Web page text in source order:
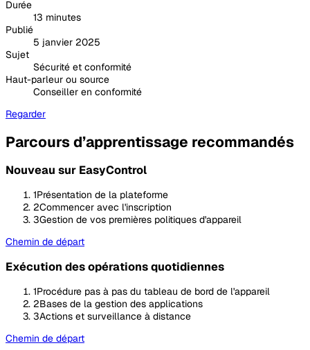
Durée
13 minutes
Publié
5 janvier 2025
Sujet
Sécurité et conformité
Haut-parleur ou source
Conseiller en conformité
Regarder
Parcours d’apprentissage recommandés
Nouveau sur EasyControl
1Présentation de la plateforme
2Commencer avec l'inscription
3Gestion de vos premières politiques d'appareil
Chemin de départ
Exécution des opérations quotidiennes
1Procédure pas à pas du tableau de bord de l'appareil
2Bases de la gestion des applications
3Actions et surveillance à distance
Chemin de départ